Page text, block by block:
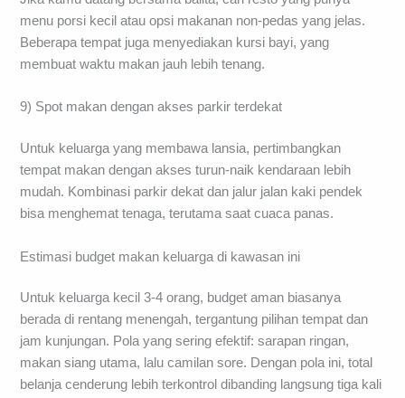
menu porsi kecil atau opsi makanan non-pedas yang jelas.
Beberapa tempat juga menyediakan kursi bayi, yang
membuat waktu makan jauh lebih tenang.
9) Spot makan dengan akses parkir terdekat
Untuk keluarga yang membawa lansia, pertimbangkan
tempat makan dengan akses turun-naik kendaraan lebih
mudah. Kombinasi parkir dekat dan jalur jalan kaki pendek
bisa menghemat tenaga, terutama saat cuaca panas.
Estimasi budget makan keluarga di kawasan ini
Untuk keluarga kecil 3-4 orang, budget aman biasanya
berada di rentang menengah, tergantung pilihan tempat dan
jam kunjungan. Pola yang sering efektif: sarapan ringan,
makan siang utama, lalu camilan sore. Dengan pola ini, total
belanja cenderung lebih terkontrol dibanding langsung tiga kali